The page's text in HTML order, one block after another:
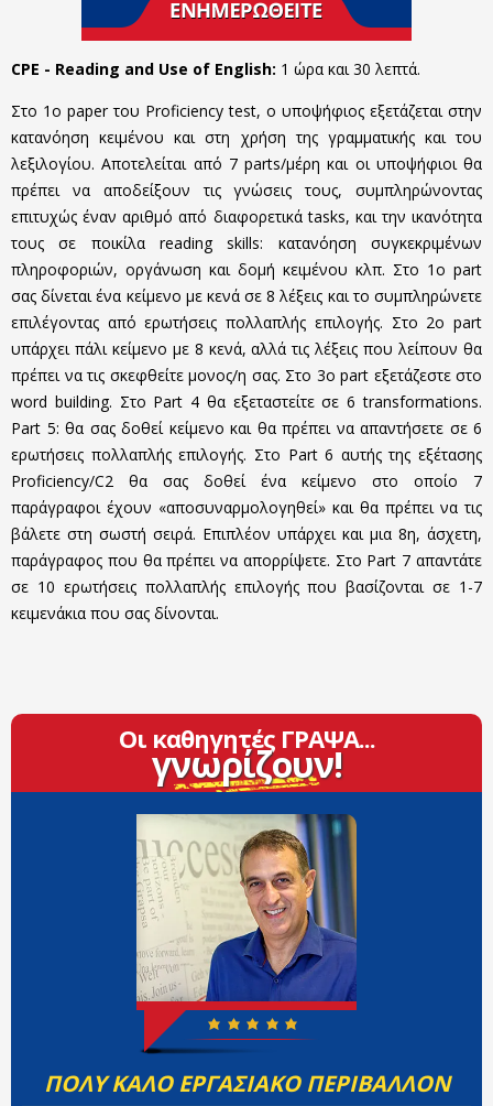
CPE - Reading and Use of English: 1 ώρα και 30 λεπτά.
Στο 1ο paper του Proficiency test, o υποψήφιος εξετάζεται στην
κατανόηση κειμένου και στη χρήση της γραμματικής και του
λεξιλογίου. Αποτελείται από 7 parts/μέρη και οι υποψήφιοι θα
πρέπει να αποδείξουν τις γνώσεις τους, συμπληρώνοντας
επιτυχώς έναν αριθμό από διαφορετικά tasks, και την ικανότητα
τους σε ποικίλα reading skills: κατανόηση συγκεκριμένων
πληροφοριών, οργάνωση και δομή κειμένου κλπ. Στο 1ο part
σας δίνεται ένα κείμενο με κενά σε 8 λέξεις και το συμπληρώνετε
επιλέγοντας από ερωτήσεις πολλαπλής επιλογής. Στο 2ο part
υπάρχει πάλι κείμενο με 8 κενά, αλλά τις λέξεις που λείπουν θα
πρέπει να τις σκεφθείτε μονος/η σας. Στο 3ο part εξετάζεστε στο
word building. Στο Part 4 θα εξεταστείτε σε 6 transformations.
Part 5: θα σας δοθεί κείμενο και θα πρέπει να απαντήσετε σε 6
ερωτήσεις πολλαπλής επιλογής. Στο Part 6 αυτής της εξέτασης
Proficiency/C2 θα σας δοθεί ένα κείμενο στο οποίο 7
παράγραφοι έχουν «αποσυναρμολογηθεί» και θα πρέπει να τις
βάλετε στη σωστή σειρά. Επιπλέον υπάρχει και μια 8η, άσχετη,
παράγραφος που θα πρέπει να απορρίψετε. Στο Part 7 απαντάτε
σε 10 ερωτήσεις πολλαπλής επιλογής που βασίζονται σε 1-7
κειμενάκια που σας δίνονται.
Οι καθηγητές ΓΡΑΨΑ...
γνωρίζουν!
ΠΟΛΥ ΚΑΛΟ ΕΡΓΑΣΙΑΚΟ ΠΕΡΙΒΑΛΛΟΝ